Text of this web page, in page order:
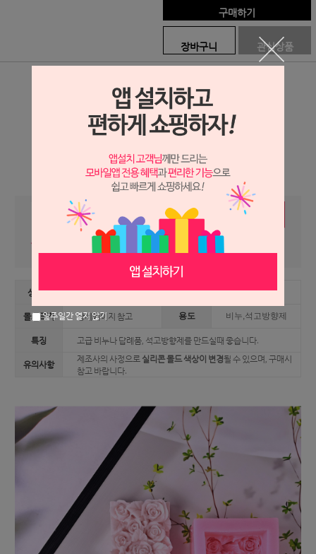
구매하기
장바구니 관심상품
상세정보 새창 열기
상세 정보를 확대해 보실 수 있습니다.
상품명 OA021 - 장미 1구 재질 실리콘
몰드크기 상세페이지 참고 용도 비누,석고방향제
특징 고급 비누나 답례품, 석고방향제를 만드실때 좋습니다.
유의사항
제조사의 사정으로 실리콘 몰드 색상이 변경될 수 있으며, 구매시
참고 바랍니다.
일주일간 열지 않기